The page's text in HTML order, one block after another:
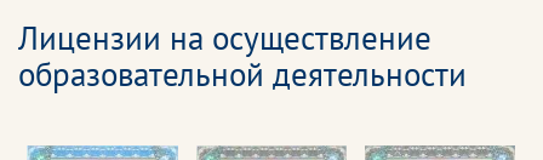
Лицензии на осуществление
образовательной деятельности